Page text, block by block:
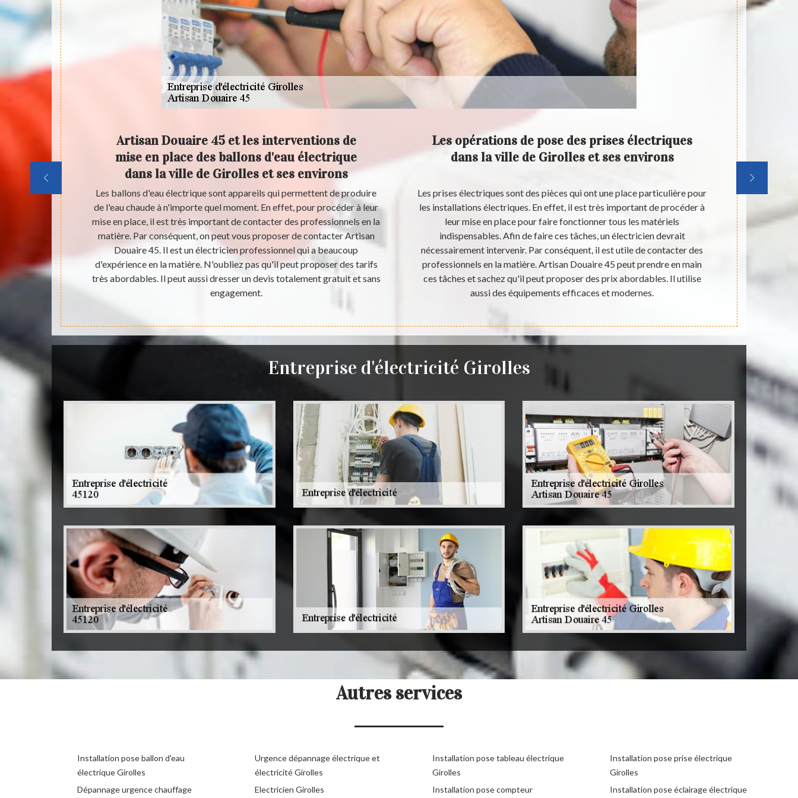
qu'il faut
des prix
Artisan Douaire 45 et les interventions de
mise en place des ballons d'eau électrique
dans la ville de Girolles et ses environs
Les ballons d'eau électrique sont appareils qui permettent de produire
de l'eau chaude à n'importe quel moment. En effet, pour procéder à leur
mise en place, il est très important de contacter des professionnels en la
matière. Par conséquent, on peut vous proposer de contacter Artisan
Douaire 45. Il est un électricien professionnel qui a beaucoup
d'expérience en la matière. N'oubliez pas qu'il peut proposer des tarifs
très abordables. Il peut aussi dresser un devis totalement gratuit et sans
engagement.
Les opérations de pose des prises électriques
dans la ville de Girolles et ses environs
Les prises électriques sont des pièces qui ont une place particulière pour
les installations électriques. En effet, il est très important de procéder à
leur mise en place pour faire fonctionner tous les matériels
indispensables. Afin de faire ces tâches, un électricien devrait
nécessairement intervenir. Par conséquent, il est utile de contacter des
professionnels en la matière. Artisan Douaire 45 peut prendre en main
ces tâches et sachez qu'il peut proposer des prix abordables. Il utilise
aussi des équipements efficaces et modernes.
Des
immeuble
travaux
Entreprise d'électricité Girolles
Autres services
Installation pose ballon d'eau
électrique Girolles
Dépannage urgence chauffage
Urgence dépannage électrique et
électricité Girolles
Electricien Girolles
Installation pose tableau électrique
Girolles
Installation pose compteur
Installation pose prise électrique
Girolles
Installation pose éclairage électrique